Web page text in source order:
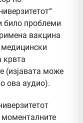
било проблеми
вакцина
медицински
крвта
(изјавата може
ова аудио).
моменталните